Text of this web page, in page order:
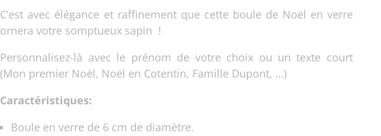
C’est avec élégance et raffinement que cette boule de Noël en verre
ornera votre somptueux sapin !
Personnalisez-là avec le prénom de votre choix ou un texte court
(Mon premier Noël, Noël en Cotentin, Famille Dupont, …)
Caractéristiques:
Boule en verre de 6 cm de diamètre.